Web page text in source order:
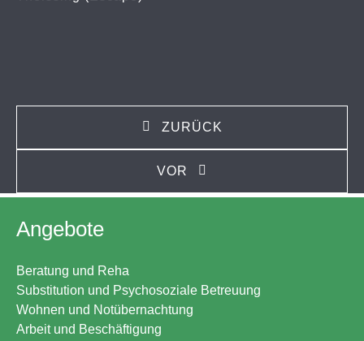
ZURÜCK
VOR
Angebote
Beratung und Reha
Substitution und Psychosoziale Betreuung
Wohnen und Notübernachtung
Arbeit und Beschäftigung